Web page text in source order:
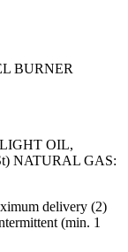
BURNER
LIGHT OIL,
NATURAL GAS:
delivery (2)
(min. 1